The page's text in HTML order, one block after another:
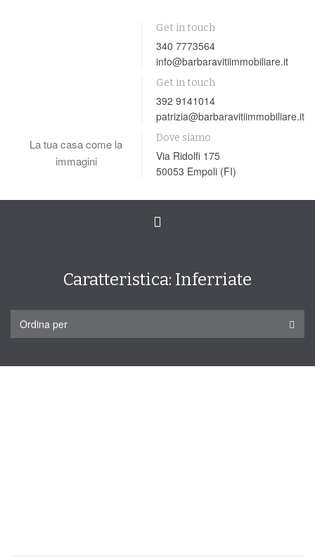
La tua casa come la
immagini
Get in touch
340 7773564
info@barbaravitiimmobiliare.it
Get in touch
392 9141014
patrizia@barbaravitiimmobiliare.it
Dove siamo
Via Ridolfi 175
50053 Empoli (FI)
Toggle
Caratteristica: Inferriate
Ordina per